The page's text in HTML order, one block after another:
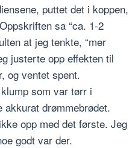
puttet det i koppen,
sa “ca. 1-2
at jeg tenkte, “mer
justerte opp effekten til
og ventet spent.
som var tørr i
drømmebrødet.
opp med det første. Jeg
godt var der.